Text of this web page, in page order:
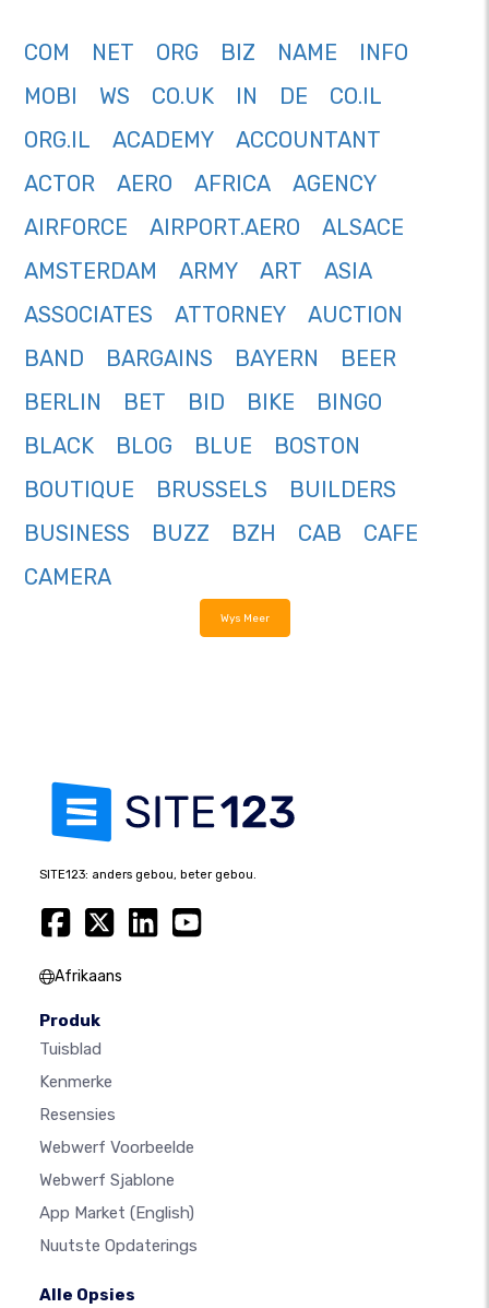
COM NET ORG BIZ NAME
INFO
MOBI
WS CO.UK IN DE
CO.IL
ORG.IL
ACADEMY
ACCOUNTANT
ACTOR
AERO AFRICA
AGENCY
AIRFORCE
AIRPORT.AERO
ALSACE
AMSTERDAM
ARMY ART
ASIA
ASSOCIATES
ATTORNEY
AUCTION
BAND
BARGAINS BAYERN
BEER
BERLIN
BET BID BIKE
BINGO
BLACK
BLOG BLUE
BOSTON
BOUTIQUE
BRUSSELS
BUILDERS
BUSINESS
BUZZ BZH CAB
CAFE
CAMERA
Wys Meer
SITE123: anders gebou, beter gebou.
Afrikaans
Produk
Tuisblad
Kenmerke
Resensies
Webwerf Voorbeelde
Webwerf Sjablone
App Market (English)
Nuutste Opdaterings
Alle Opsies